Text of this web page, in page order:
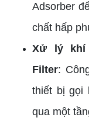
Adsorber
chất hấp
Xử lý khí
Filter:
thiết bị gọi
qua một